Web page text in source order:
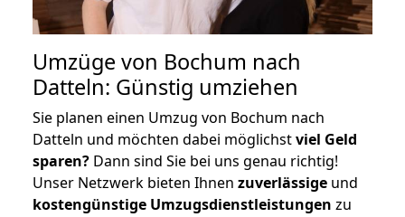
Umzüge von Bochum nach
Datteln: Günstig umziehen
Sie planen einen Umzug von Bochum nach
Datteln und möchten dabei möglichstviel Geld
sparen? Dann sind Sie bei uns genau richtig!
Unser Netzwerk bieten Ihnen zuverlässige und
kostengünstige Umzugsdienstleistungen zu